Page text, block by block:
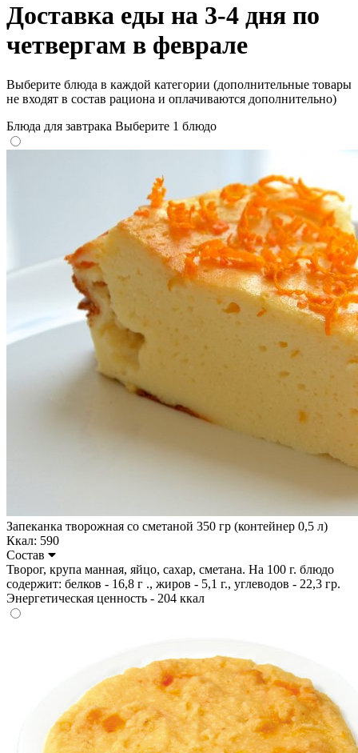
Доставка еды на 3-4 дня по
четвергам в феврале
Выберите блюда в каждой категории (дополнительные товары
не входят в состав рациона и оплачиваются дополнительно)
Блюда для завтрака Выберите 1 блюдо
Запеканка творожная со сметаной 350 гр (контейнер 0,5 л)
Ккал: 590
Состав
Творог, крупа манная, яйцо, сахар, сметана. На 100 г. блюдо
содержит: белков - 16,8 г ., жиров - 5,1 г., углеводов - 22,3 гр.
Энергетическая ценность - 204 ккал